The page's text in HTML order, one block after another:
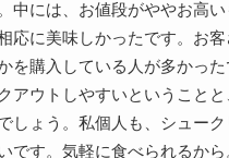
中には、お値段がややお高
応に美味しかったです。お
を購入している人が多かっ
アウトしやすいということ
しょう。私個人も、シュー
です。気軽に食べられるか